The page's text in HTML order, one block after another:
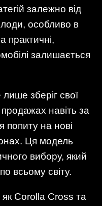
залежно від
особливо в
практичні,
залишається
зберіг свої
продажах навіть за
попиту на нові
Ця модель
вибору, який
всьому світу.
як Corolla Cross та